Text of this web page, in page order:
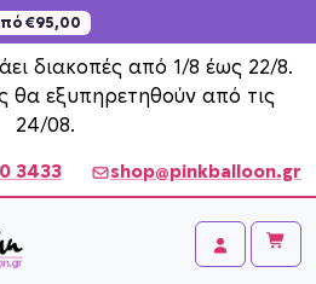
€95,00
διακοπές από 1/8 έως 22/8.
θα εξυπηρετηθούν από τις
24/08.
3433 shop@pinkballoon.gr
Account
Cart